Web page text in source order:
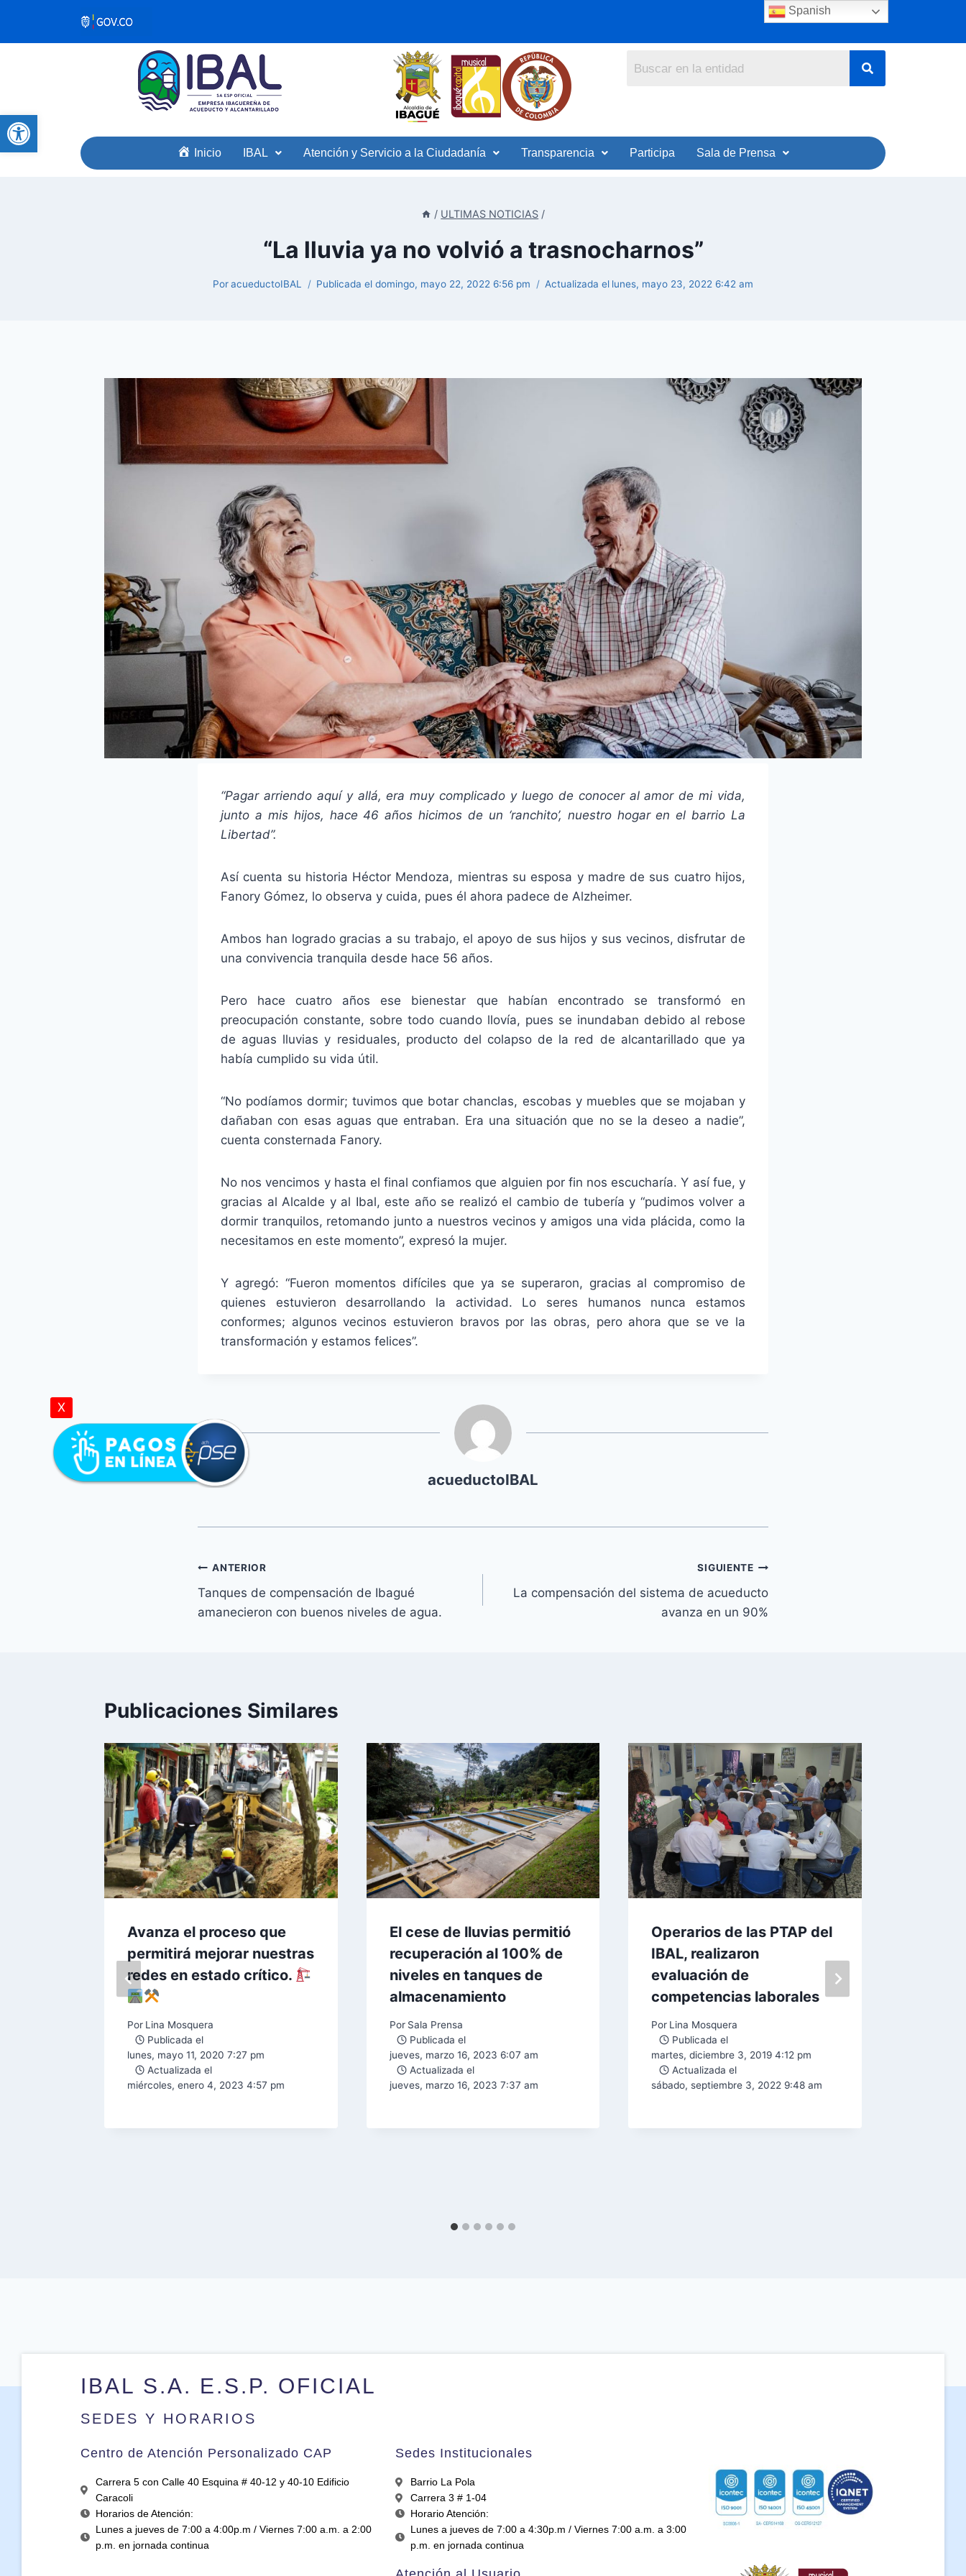
Abrir barra de herramientas
Inicio IBAL Atención y Servicio a la Ciudadanía Transparencia Participa Sala de Prensa
/ ULTIMAS NOTICIAS /
“La lluvia ya no volvió a trasnocharnos”
Por acueductoIBAL Publicada el domingo, mayo 22, 2022 6:56 pm Actualizada el lunes, mayo 23, 2022 6:42 am
“Pagar arriendo aquí y allá, era muy complicado y luego de conocer al amor de mi vida,
junto a mis hijos, hace 46 años hicimos de un ‘ranchito’, nuestro hogar en el barrio La
Libertad”.
Así cuenta su historia Héctor Mendoza, mientras su esposa y madre de sus cuatro hijos,
Fanory Gómez, lo observa y cuida, pues él ahora padece de Alzheimer.
Ambos han logrado gracias a su trabajo, el apoyo de sus hijos y sus vecinos, disfrutar de
una convivencia tranquila desde hace 56 años.
Pero hace cuatro años ese bienestar que habían encontrado se transformó en
preocupación constante, sobre todo cuando llovía, pues se inundaban debido al rebose
de aguas lluvias y residuales, producto del colapso de la red de alcantarillado que ya
había cumplido su vida útil.
“No podíamos dormir; tuvimos que botar chanclas, escobas y muebles que se mojaban y
dañaban con esas aguas que entraban. Era una situación que no se la deseo a nadie”,
cuenta consternada Fanory.
No nos vencimos y hasta el final confiamos que alguien por fin nos escucharía. Y así fue, y
gracias al Alcalde y al Ibal, este año se realizó el cambio de tubería y “pudimos volver a
dormir tranquilos, retomando junto a nuestros vecinos y amigos una vida plácida, como la
necesitamos en este momento”, expresó la mujer.
Y agregó: “Fueron momentos difíciles que ya se superaron, gracias al compromiso de
quienes estuvieron desarrollando la actividad. Lo seres humanos nunca estamos
conformes; algunos vecinos estuvieron bravos por las obras, pero ahora que se ve la
transformación y estamos felices”.
acueductoIBAL
ANTERIOR
Tanques de compensación de Ibagué
amanecieron con buenos niveles de agua.
SIGUIENTE
La compensación del sistema de acueducto
avanza en un 90%
Publicaciones Similares
Avanza el proceso que
permitirá mejorar nuestras
redes en estado crítico.
Por Lina Mosquera
Publicada el
lunes, mayo 11, 2020 7:27 pm
Actualizada el
miércoles, enero 4, 2023 4:57 pm
El cese de lluvias permitió
recuperación al 100% de
niveles en tanques de
almacenamiento
Por Sala Prensa
Publicada el
jueves, marzo 16, 2023 6:07 am
Actualizada el
jueves, marzo 16, 2023 7:37 am
Operarios de las PTAP del
IBAL, realizaron
evaluación de
competencias laborales
Por Lina Mosquera
Publicada el
martes, diciembre 3, 2019 4:12 pm
Actualizada el
sábado, septiembre 3, 2022 9:48 am
IBAL S.A. E.S.P. OFICIAL
SEDES Y HORARIOS
Centro de Atención Personalizado CAP
Carrera 5 con Calle 40 Esquina # 40-12 y 40-10 Edificio
Caracoli
Horarios de Atención:
Lunes a jueves de 7:00 a 4:00p.m / Viernes 7:00 a.m. a 2:00
p.m. en jornada continua
Sedes Institucionales
Barrio La Pola
Carrera 3 # 1-04
Horario Atención:
Lunes a jueves de 7:00 a 4:30p.m / Viernes 7:00 a.m. a 3:00
p.m. en jornada continua
Spanish
X